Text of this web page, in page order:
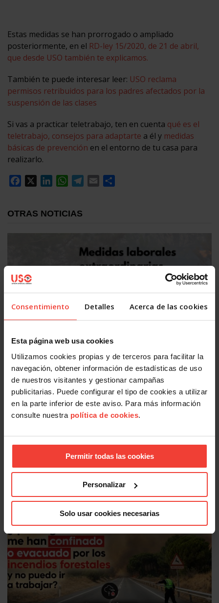
Consentimiento Detalles Acerca de las cookies
Esta página web usa cookies
Utilizamos cookies propias y de terceros para facilitar la
navegación, obtener información de estadísticas de uso
de nuestros visitantes y gestionar campañas
publicitarias. Puede configurar el tipo de cookies a utilizar
en la parte inferior de este aviso. Para más información
consulte nuestra política de cookies.
Permitir todas las cookies
Personalizar
Solo usar cookies necesarias
Estas medidas se han prorrogado o ampliado
posteriormente, en el RD-ley 15/2020, de 21 de abril,
que desde USO también te explicamos.
También te puede interesar leer: USO reclama
permisos retribuidos para los padres afectados por la
suspensión de las clases
Si vas a practicar teletrabajo, ten en cuenta qué es el
teletrabajo, consejos para adaptarte a él y medidas
básicas de prevención en el entorno de tu casa para
realizarlo.
Facebook
LinkedInWhatsApp
Telegram
Email
OTRAS NOTICIAS
Estas son las medidas de protección laboral para personas
afectadas por los incendios
30 JULIO, 2026
Acción Sindical
¿Quieres presentarte con USO a las elecciones sindicales?
Te contamos cómo